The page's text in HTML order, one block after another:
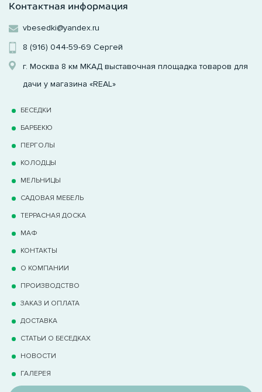
Контактная информация
vbesedki@yandex.ru
8 (916) 044-59-69 Сергей
г. Москва 8 км МКАД выставочная площадка товаров для
дачи у магазина «REAL»
БЕСЕДКИ
БАРБЕКЮ
ПЕРГОЛЫ
КОЛОДЦЫ
МЕЛЬНИЦЫ
САДОВАЯ МЕБЕЛЬ
ТЕРРАCНАЯ ДОСКА
МАФ
КОНТАКТЫ
О КОМПАНИИ
ПРОИЗВОДСТВО
ЗАКАЗ И ОПЛАТА
ДОСТАВКА
СТАТЬИ О БЕСЕДКАХ
НОВОСТИ
ГАЛЕРЕЯ